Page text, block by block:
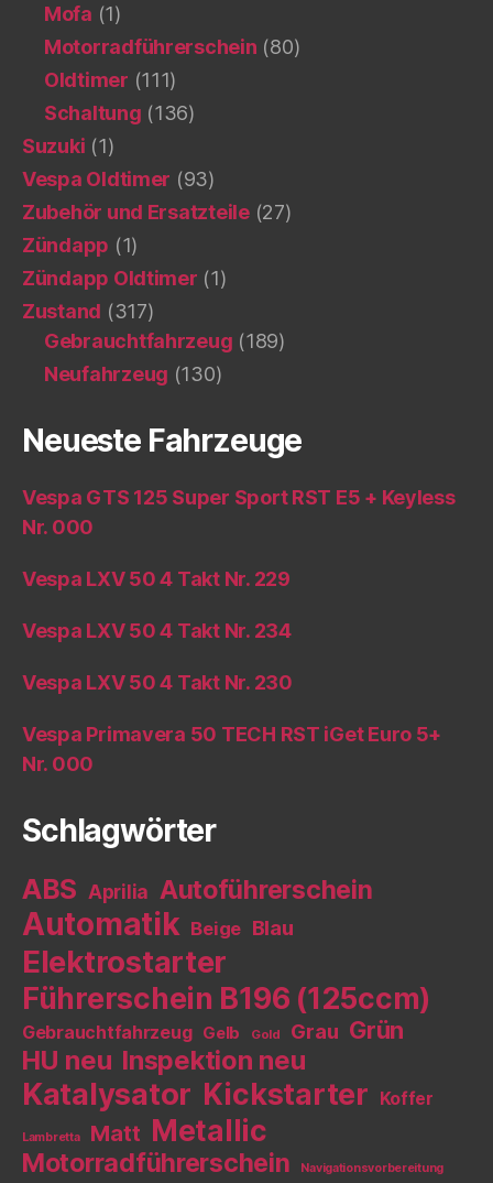
Mofa (1)
Motorradführerschein (80)
Oldtimer (111)
Schaltung (136)
Suzuki (1)
Vespa Oldtimer (93)
Zubehör und Ersatzteile(27)
Zündapp (1)
Zündapp Oldtimer (1)
Zustand (317)
Gebrauchtfahrzeug (189)
Neufahrzeug (130)
Neueste Fahrzeuge
Vespa GTS 125 Super Sport RST E5 + Keyless
Nr. 000
Vespa LXV 50 4 Takt Nr. 229
Vespa LXV 50 4 Takt Nr. 234
Vespa LXV 50 4 Takt Nr. 230
Vespa Primavera 50 TECH RST iGet Euro 5+
Nr. 000
Schlagwörter
ABS Aprilia Autoführerschein
Automatik Beige Blau
Elektrostarter
Führerschein B196 (125ccm)
Gebrauchtfahrzeug Gelb Gold Grau Grün
HU neu Inspektion neu
Katalysator Kickstarter Koffer
Lambretta Matt Metallic
Motorradführerschein Navigationsvorbereitung